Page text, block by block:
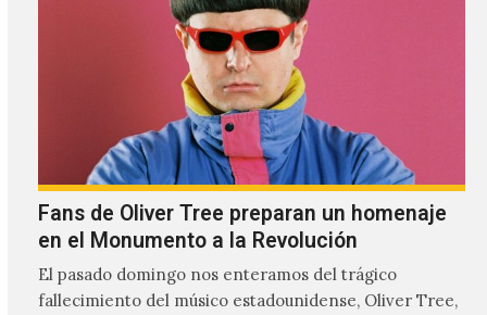
profundamente melancólicas.
Fans de Oliver Tree preparan un homenaje
en el Monumento a la Revolución
El pasado domingo nos enteramos del trágico
fallecimiento del músico estadounidense, Oliver Tree,